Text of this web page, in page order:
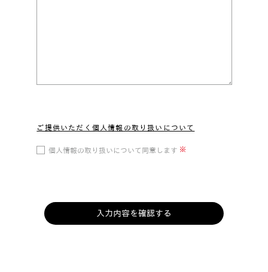
ご提供いただく個人情報の取り扱いについて
個人情報の取り扱いについて同意します ※
入力内容を確認する